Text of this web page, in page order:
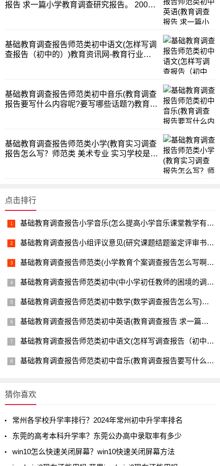
报告 求一篇小学教育调查研究报告。 2000
基础教育调查报告师范类初中语文(怎样写调
查报告（初中的）)教育资讯网-教育行业资
基础教育调查报告师范类初中音乐(教育调查
报告要写什么内容呢?要写哪些话题?)教育资
基础教育调查报告师范类小学(教育实习调查
报告怎么写？师范类 美术专业 实习学校是小
点击排行
基础教育调查报告小学音乐(怎么提高小学音乐课堂教学有效性的策略研究)教育资讯网-教育行业资讯百科大全
基础教育调查报告小组评议意见(研究课题结题鉴定评审书如何填写)教育资讯网-教育行业资讯百科大全
基础教育调查报告师范类(小学教育个案调查报告怎么写啊)教育资讯网-教育行业资讯百科大全
基础教育调查报告师范类初中(中小学初任教师的困境的调查报告范文)教育资讯网-教育行业资讯百科大全
基础教育调查报告师范类初中数学(数学调查报告怎么写)教育资讯网-教育行业资讯百科大全
基础教育调查报告师范类初中英语(教育调查报告 求一篇小学教育调查研究报告。 2000字左右的~谢谢谢谢)教育资讯网-教育行业资讯百科大全
基础教育调查报告师范类初中语文(怎样写调查报告（初中的）)教育资讯网-教育行业资讯百科大全
基础教育调查报告师范类初中音乐(教育调查报告要写什么内容呢?要写哪些话题?)教育资讯网-教育行业资讯百科大全
猜你喜欢
常州各学校升学率排行？2024年常州初中升学率排名
东莞的高考本科升学率？东莞公办高中录取率有多少
win10怎么快速关闭屏幕？win10快速关闭屏幕方法